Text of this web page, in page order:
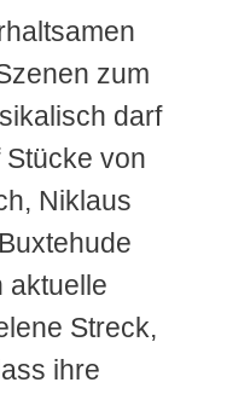
zum
darf
von
Niklaus
aktuelle
Streck,
ihre